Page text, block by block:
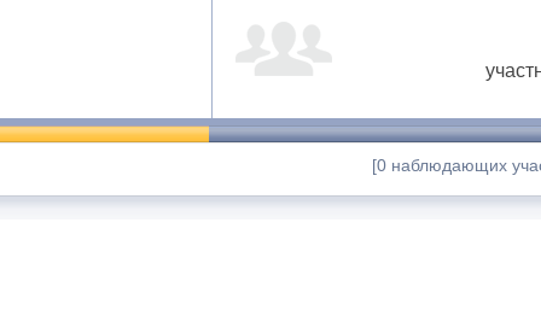
[0 наблюдающих